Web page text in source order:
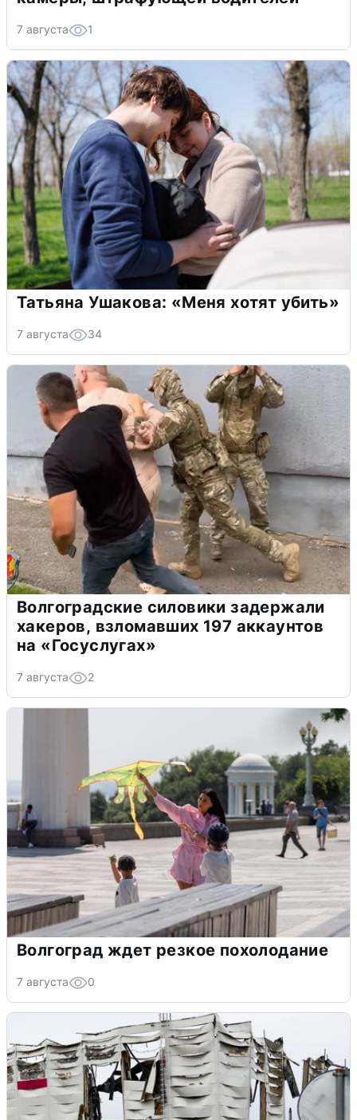
7 августа 1
Татьяна Ушакова: «Меня хотят убить»
7 августа 34
Волгоградские силовики задержали
хакеров, взломавших 197 аккаунтов
на «Госуслугах»
7 августа 2
Волгоград ждет резкое похолодание
7 августа 0